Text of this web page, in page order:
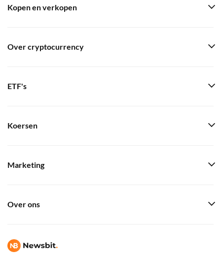
Kopen en verkopen
Over cryptocurrency
ETF's
Koersen
Marketing
Over ons